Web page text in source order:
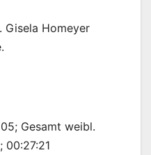
Gisela Homeyer
Gesamt weibl.
00:27:21